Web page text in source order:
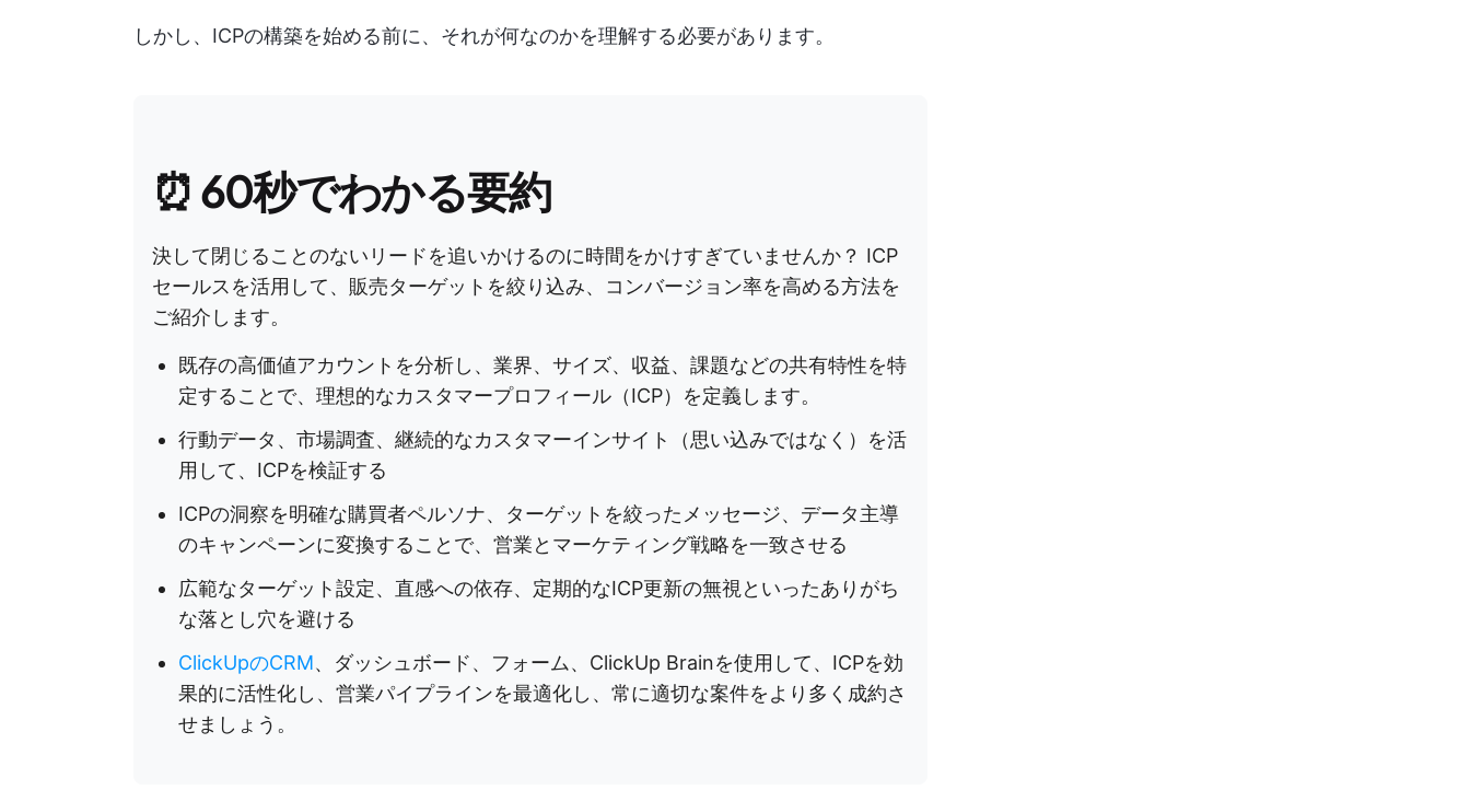
しかし、ICPの構築を始める前に、それが何なのかを理解する必要があります。
⏰60秒でわかる要約
決して閉じることのないリードを追いかけるのに時間をかけすぎていませんか？ ICP
セールスを活用して、販売ターゲットを絞り込み、コンバージョン率を高める方法を
ご紹介します。
既存の高価値アカウントを分析し、業界、サイズ、収益、課題などの共有特性を特
定することで、理想的なカスタマープロフィール（ICP）を定義します。
行動データ、市場調査、継続的なカスタマーインサイト（思い込みではなく）を活
用して、ICPを検証する
ICPの洞察を明確な購買者ペルソナ、ターゲットを絞ったメッセージ、データ主導
のキャンペーンに変換することで、営業とマーケティング戦略を一致させる
広範なターゲット設定、直感への依存、定期的なICP更新の無視といったありがち
な落とし穴を避ける
ClickUpのCRM、ダッシュボード、フォーム、ClickUp Brainを使用して、ICPを効
果的に活性化し、営業パイプラインを最適化し、常に適切な案件をより多く成約さ
せましょう。